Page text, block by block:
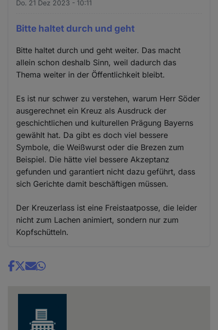
Do. 21 Dez 2023 - 10:11
Bitte haltet durch und geht
Bitte haltet durch und geht weiter. Das macht
allein schon deshalb Sinn, weil dadurch das
Thema weiter in der Öffentlichkeit bleibt.
Es ist nur schwer zu verstehen, warum Herr Söder
ausgerechnet ein Kreuz als Ausdruck der
geschichtlichen und kulturellen Prägung Bayerns
gewählt hat. Da gibt es doch viel bessere
Symbole, die Weißwurst oder die Brezen zum
Beispiel. Die hätte viel bessere Akzeptanz
gefunden und garantiert nicht dazu geführt, dass
sich Gerichte damit beschäftigen müssen.
Der Kreuzerlass ist eine Freistaatposse, die leider
nicht zum Lachen animiert, sondern nur zum
Kopfschütteln.
Share